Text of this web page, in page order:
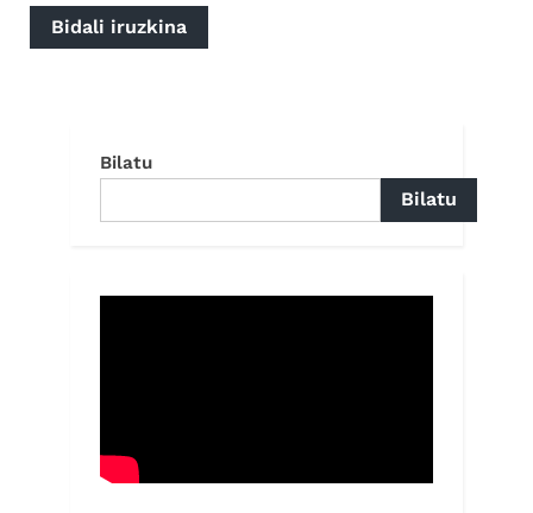
Bilatu
Bilatu